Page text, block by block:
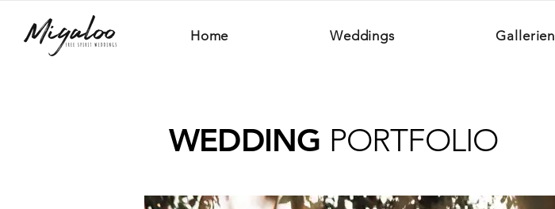
Home Weddings Gallerien
WEDDING PORTFOLIO